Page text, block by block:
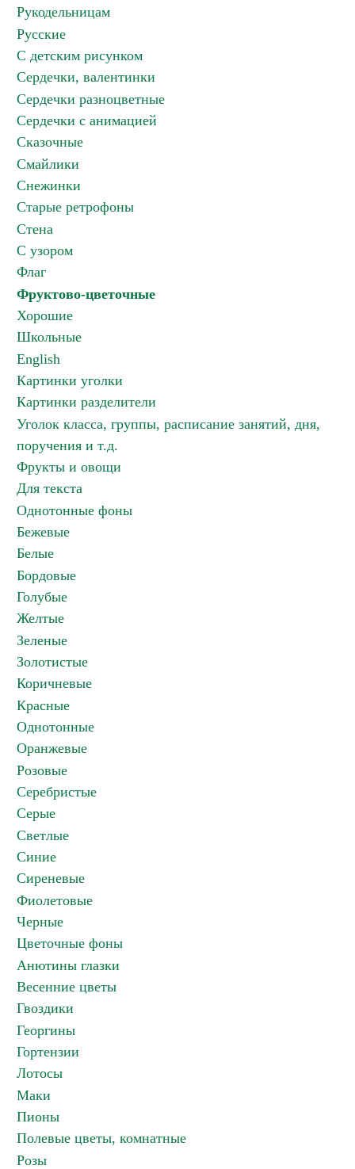
Рукодельницам
Русские
С детским рисунком
Сердечки, валентинки
Сердечки разноцветные
Сердечки с анимацией
Сказочные
Смайлики
Снежинки
Старые ретрофоны
Стена
С узором
Флаг
Фруктово-цветочные
Хорошие
Школьные
English
Картинки уголки
Картинки разделители
Уголок класса, группы, расписание занятий, дня,
поручения и т.д.
Фрукты и овощи
Для текста
Однотонные фоны
Бежевые
Белые
Бордовые
Голубые
Желтые
Зеленые
Золотистые
Коричневые
Красные
Однотонные
Оранжевые
Розовые
Серебристые
Серые
Светлые
Синие
Сиреневые
Фиолетовые
Черные
Цветочные фоны
Анютины глазки
Весенние цветы
Гвоздики
Георгины
Гортензии
Лотосы
Маки
Пионы
Полевые цветы, комнатные
Розы